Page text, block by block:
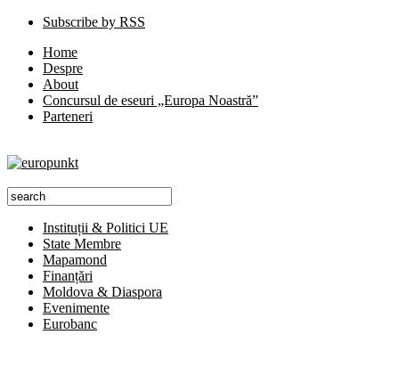
Subscribe by RSS
Home
Despre
About
Concursul de eseuri „Europa Noastră”
Parteneri
Instituții & Politici UE
State Membre
Mapamond
Finanțări
Moldova & Diaspora
Evenimente
Eurobanc